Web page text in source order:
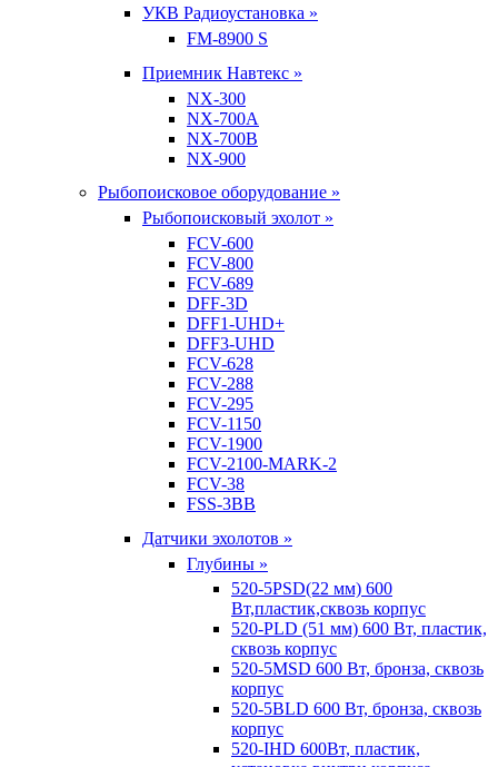
УКВ Радиоустановка »
FM-8900 S
Приемник Навтекс »
NX-300
NX-700A
NX-700B
NX-900
Рыбопоисковое оборудование »
Рыбопоисковый эхолот »
FCV-600
FCV-800
FCV-689
DFF-3D
DFF1-UHD+
DFF3-UHD
FCV-628
FCV-288
FCV-295
FCV-1150
FCV-1900
FCV-2100-MARK-2
FCV-38
FSS-3BB
Датчики эхолотов »
Глубины »
520-5PSD(22 мм) 600
Вт,пластик,сквозь корпус
520-PLD (51 мм) 600 Вт, пластик,
сквозь корпус
520-5MSD 600 Вт, бронза, сквозь
корпус
520-5BLD 600 Вт, бронза, сквозь
корпус
520-IHD 600Вт, пластик,